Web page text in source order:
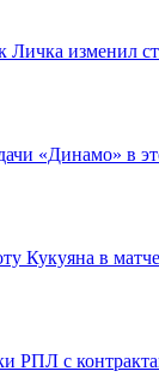
Личка изменил
«Динамо» в
Кукуяна в
РПЛ с